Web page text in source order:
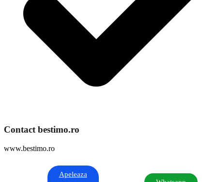
Contact bestimo.ro
www.bestimo.ro
Apeleaza